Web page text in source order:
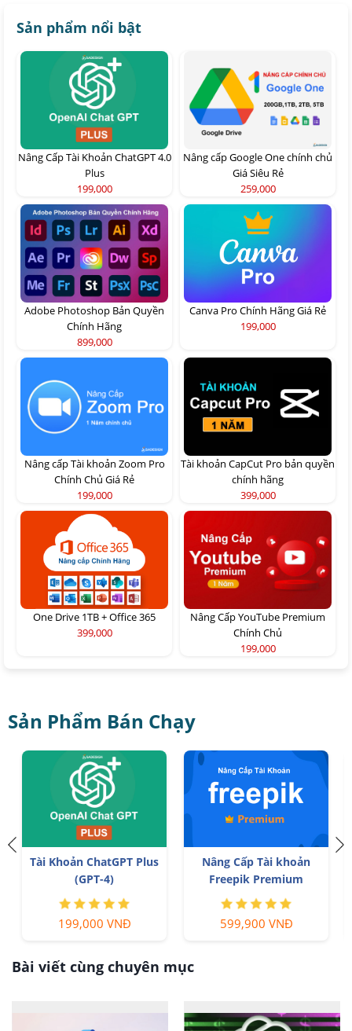
Sản phẩm nổi bật
Nâng Cấp Tài Khoản ChatGPT 4.0
Plus
199,000
Nâng cấp Google One chính chủ
Giá Siêu Rẻ
259,000
Adobe Photoshop Bản Quyền
Chính Hãng
899,000
Canva Pro Chính Hãng Giá Rẻ
199,000
Nâng cấp Tài khoản Zoom Pro
Chính Chủ Giá Rẻ
199,000
Tài khoản CapCut Pro bản quyền
chính hãng
399,000
One Drive 1TB + Office 365
399,000
Nâng Cấp YouTube Premium
Chính Chủ
199,000
Sản Phẩm Bán Chạy
Tài Khoản ChatGPT Plus
(GPT-4)
199,000 VNĐ
Nâng Cấp Tài khoản
Freepik Premium
599,900 VNĐ
Bài viết cùng chuyên mục